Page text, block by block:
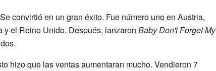
convirtió en un gran éxito. Fue número uno en Austria,
y el Reino Unido. Después, lanzaron Baby Don't Forget My
hizo que las ventas aumentaran mucho. Vendieron 7